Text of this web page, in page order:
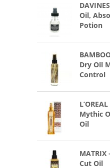
Oil,
Potion
Dry Oil
Control
Mythic
Oil
MATRIX
Cut Oil